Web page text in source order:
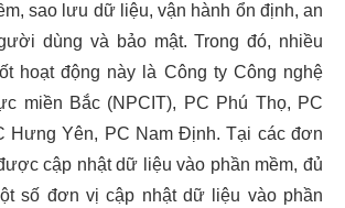
sao lưu dữ liệu, vận hành ổn định, an
dùng và bảo mật. Trong đó, nhiều
hoạt động này là Công ty Công nghệ
miền Bắc (NPCIT), PC Phú Thọ, PC
Hưng Yên, PC Nam Định. Tại các đơn
cập nhật dữ liệu vào phần mềm, đủ
số đơn vị cập nhật dữ liệu vào phần